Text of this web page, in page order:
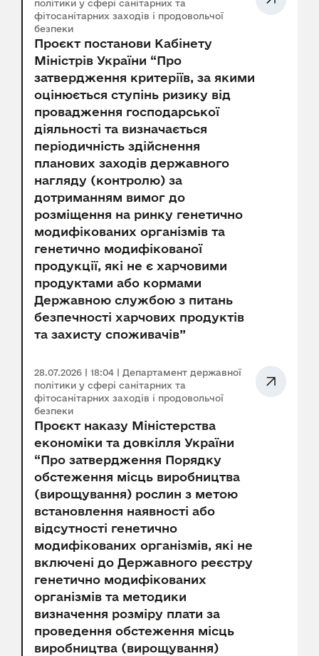
політики у сфері санітарних та
фітосанітарних заходів і продовольчої
безпеки
Проєкт постанови Кабінету
Міністрів України “Про
затвердження критеріїв, за якими
оцінюється ступінь ризику від
провадження господарської
діяльності та визначається
періодичність здійснення
планових заходів державного
нагляду (контролю) за
дотриманням вимог до
розміщення на ринку генетично
модифікованих організмів та
генетично модифікованої
продукції, які не є харчовими
продуктами або кормами
Державною службою з питань
безпечності харчових продуктів
та захисту споживачів”
28.07.2026 | 18:04 | Департамент державної
політики у сфері санітарних та
фітосанітарних заходів і продовольчої
безпеки
Проєкт наказу Міністерства
економіки та довкілля України
“Про затвердження Порядку
обстеження місць виробництва
(вирощування) рослин з метою
встановлення наявності або
відсутності генетично
модифікованих організмів, які не
включені до Державного реєстру
генетично модифікованих
організмів та методики
визначення розміру плати за
проведення обстеження місць
виробництва (вирощування)